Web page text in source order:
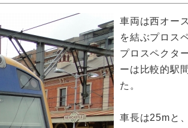
車両は西オー
を結ぶプロス
プロスペクタ
ーは比較的駅
た。
車長は25mと